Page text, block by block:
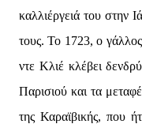
καλλιέργειά του στην
τους. Το 1723, ο
ντε Κλιέ κλέβει
Παρισιού και τα
της Καραϊβικής, που